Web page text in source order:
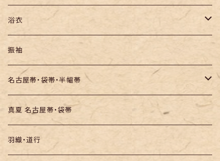
紬
訪問着・付下
お召し
浴衣
セオα・ポリ
木綿・綿麻
絞りの浴衣
振袖
名古屋帯・袋帯・半幅帯
名古屋帯
袋帯
真夏 名古屋帯・袋帯
羽織・道行